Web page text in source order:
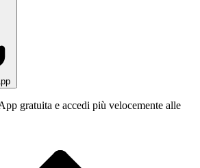
gratuita e accedi più velocemente alle